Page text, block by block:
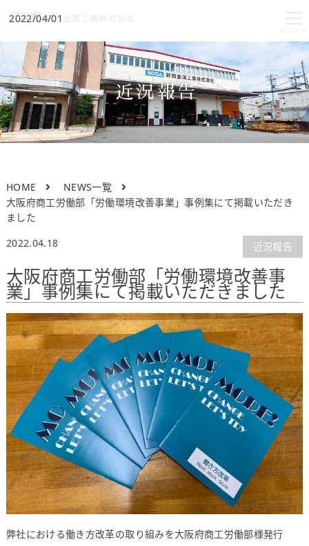
近況報告
HOME
NEWS一覧
大阪府商工労働部「労働環境改善事業」事例集にて掲載いただき
ました
2022.04.18
近況報告
大阪府商工労働部「労働環境改善事
業」事例集にて掲載いただきました
2022/04/01
弊社における働き方改革の取り組みを大阪府商工労働部様発行